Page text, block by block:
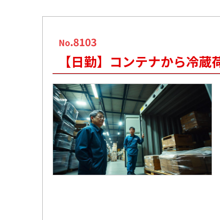
No.8103
【日勤】コンテナから冷